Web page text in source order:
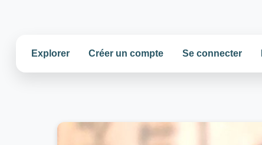
Explorer Créer un compte Se connecter